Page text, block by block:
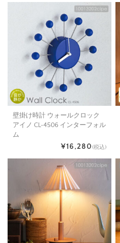
壁掛け時計 ウォールクロック
アイノ CL-4506 インターフォル
ム
¥16,280(税込)